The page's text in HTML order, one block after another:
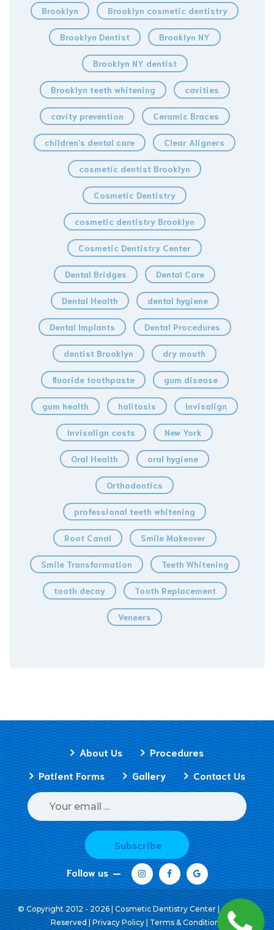
Brooklyn Brooklyn cosmetic dentistry
Brooklyn Dentist Brooklyn NY
Brooklyn NY dentist
Brooklyn teeth whitening cavities
cavity prevention Ceramic Braces
children's dental care Clear Aligners
cosmetic dentist Brooklyn
Cosmetic Dentistry
cosmetic dentistry Brooklyn
Cosmetic Dentistry Center
Dental Bridges Dental Care
Dental Health dental hygiene
Dental Implants Dental Procedures
dentist Brooklyn dry mouth
fluoride toothpaste gum disease
gum health halitosis Invisalign
Invisalign costs New York
Oral Health oral hygiene
Orthodontics
professional teeth whitening
Root Canal Smile Makeover
Smile Transformation Teeth Whitening
tooth decay Tooth Replacement
Veneers
About Us
Procedures
Patient Forms
Gallery Contact Us
Subscribe
Follow us
© Copyright 2012 - 2026 | Cosmetic Dentistry Center | All Rights
Reserved |Privacy Policy|Terms & Conditions